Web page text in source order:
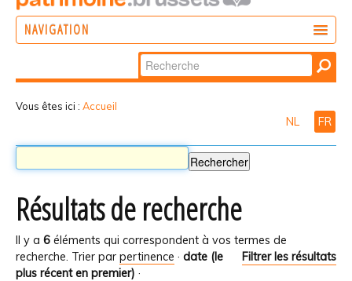
NAVIGATION
Chercher par
Recherche
Vous êtes ici : Accueil
NL FR
Résultats de recherche
Il y a 6 éléments qui correspondent à vos termes de
recherche.
Filtrer les résultats
Trier par pertinence · date (le
plus récent en premier) ·